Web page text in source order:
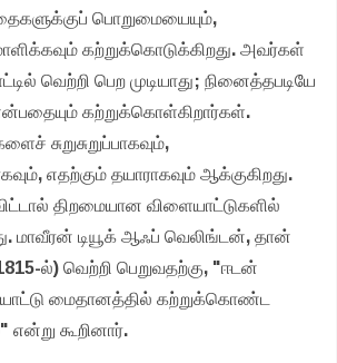
பொறுமையையும்,
கற்றுக்கொடுக்கிறது. அவர்கள்
வெற்றி பெற முடியாது; நினைத்தபடியே
கற்றுக்கொள்கிறார்கள்.
சுறுசுறுப்பாகவும்,
எதற்கும் தயாராகவும் ஆக்குகிறது.
திறமையான விளையாட்டுகளில்
மாவீரன் டியூக் ஆஃப் வெலிங்டன், தான்
ல்) வெற்றி பெறுவதற்கு, "ஈடன்
மைதானத்தில் கற்றுக்கொண்ட
கூறினார்.